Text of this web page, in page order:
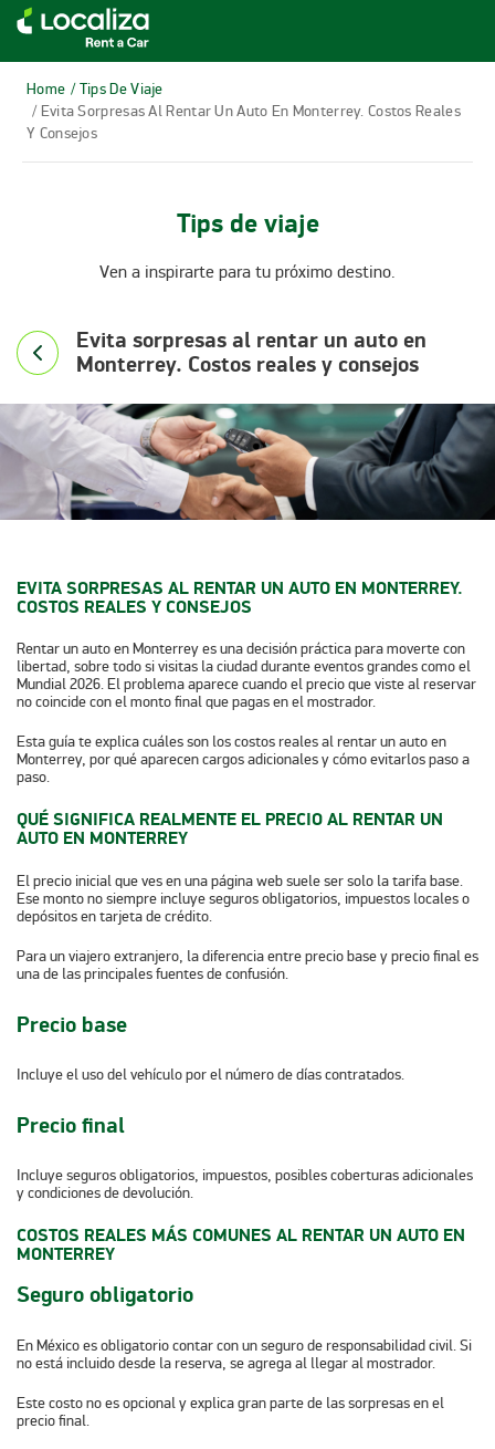
RENTA DE AUTOS LOCALIZA
Home / Tips De Viaje
/ Evita Sorpresas Al Rentar Un Auto En Monterrey. Costos Reales
Y Consejos
Tips de viaje
Ven a inspirarte para tu próximo destino.
Evita sorpresas al rentar un auto en
Monterrey. Costos reales y consejos
EVITA SORPRESAS AL RENTAR UN AUTO EN MONTERREY.
COSTOS REALES Y CONSEJOS
Rentar un auto en Monterrey es una decisión práctica para moverte con
libertad, sobre todo si visitas la ciudad durante eventos grandes como el
Mundial 2026. El problema aparece cuando el precio que viste al reservar
no coincide con el monto final que pagas en el mostrador.
Esta guía te explica cuáles son los costos reales al rentar un auto en
Monterrey, por qué aparecen cargos adicionales y cómo evitarlos paso a
paso.
QUÉ SIGNIFICA REALMENTE EL PRECIO AL RENTAR UN
AUTO EN MONTERREY
El precio inicial que ves en una página web suele ser solo la tarifa base.
Ese monto no siempre incluye seguros obligatorios, impuestos locales o
depósitos en tarjeta de crédito.
Para un viajero extranjero, la diferencia entre precio base y precio final es
una de las principales fuentes de confusión.
Precio base
Incluye el uso del vehículo por el número de días contratados.
Precio final
Incluye seguros obligatorios, impuestos, posibles coberturas adicionales
y condiciones de devolución.
COSTOS REALES MÁS COMUNES AL RENTAR UN AUTO EN
MONTERREY
Seguro obligatorio
En México es obligatorio contar con un seguro de responsabilidad civil. Si
no está incluido desde la reserva, se agrega al llegar al mostrador.
Este costo no es opcional y explica gran parte de las sorpresas en el
precio final.